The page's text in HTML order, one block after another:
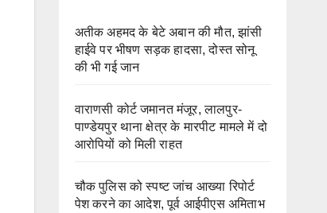
अतीक अहमद के बेटे अबान की मौत, झांसी
हाईवे पर भीषण सड़क हादसा, दोस्त सोनू
की भी गई जान
वाराणसी कोर्ट जमानत मंजूर, लालपुर-
पाण्डेयपुर थाना क्षेत्र के मारपीट मामले में दो
आरोपियों को मिली राहत
चौक पुलिस को स्पष्ट जांच आख्या रिपोर्ट
पेश करने का आदेश, पूर्व आईपीएस अमिताभ